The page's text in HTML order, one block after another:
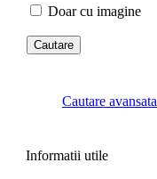
Doar cu imagine
Cautare avansata
Informatii utile